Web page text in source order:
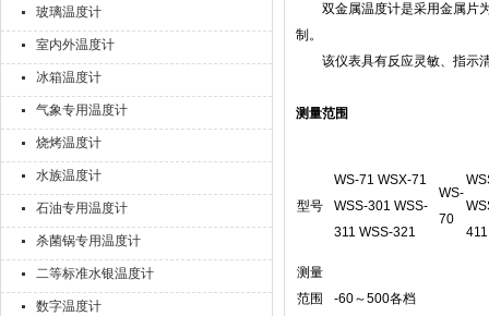
玻璃温度计
室内外温度计
冰箱温度计
气象专用温度计
烧烤温度计
水族温度计
石油专用温度计
杀菌锅专用温度计
二等标准水银温度计
数字温度计
双金属温度计是采用金属片为
制。
该仪表具有反应灵敏、指示清
测量范围
型号
WS-71 WSX-71
WSS-301 WSS-
311 WSS-321
WS-
70
测量
范围
-60～500各档